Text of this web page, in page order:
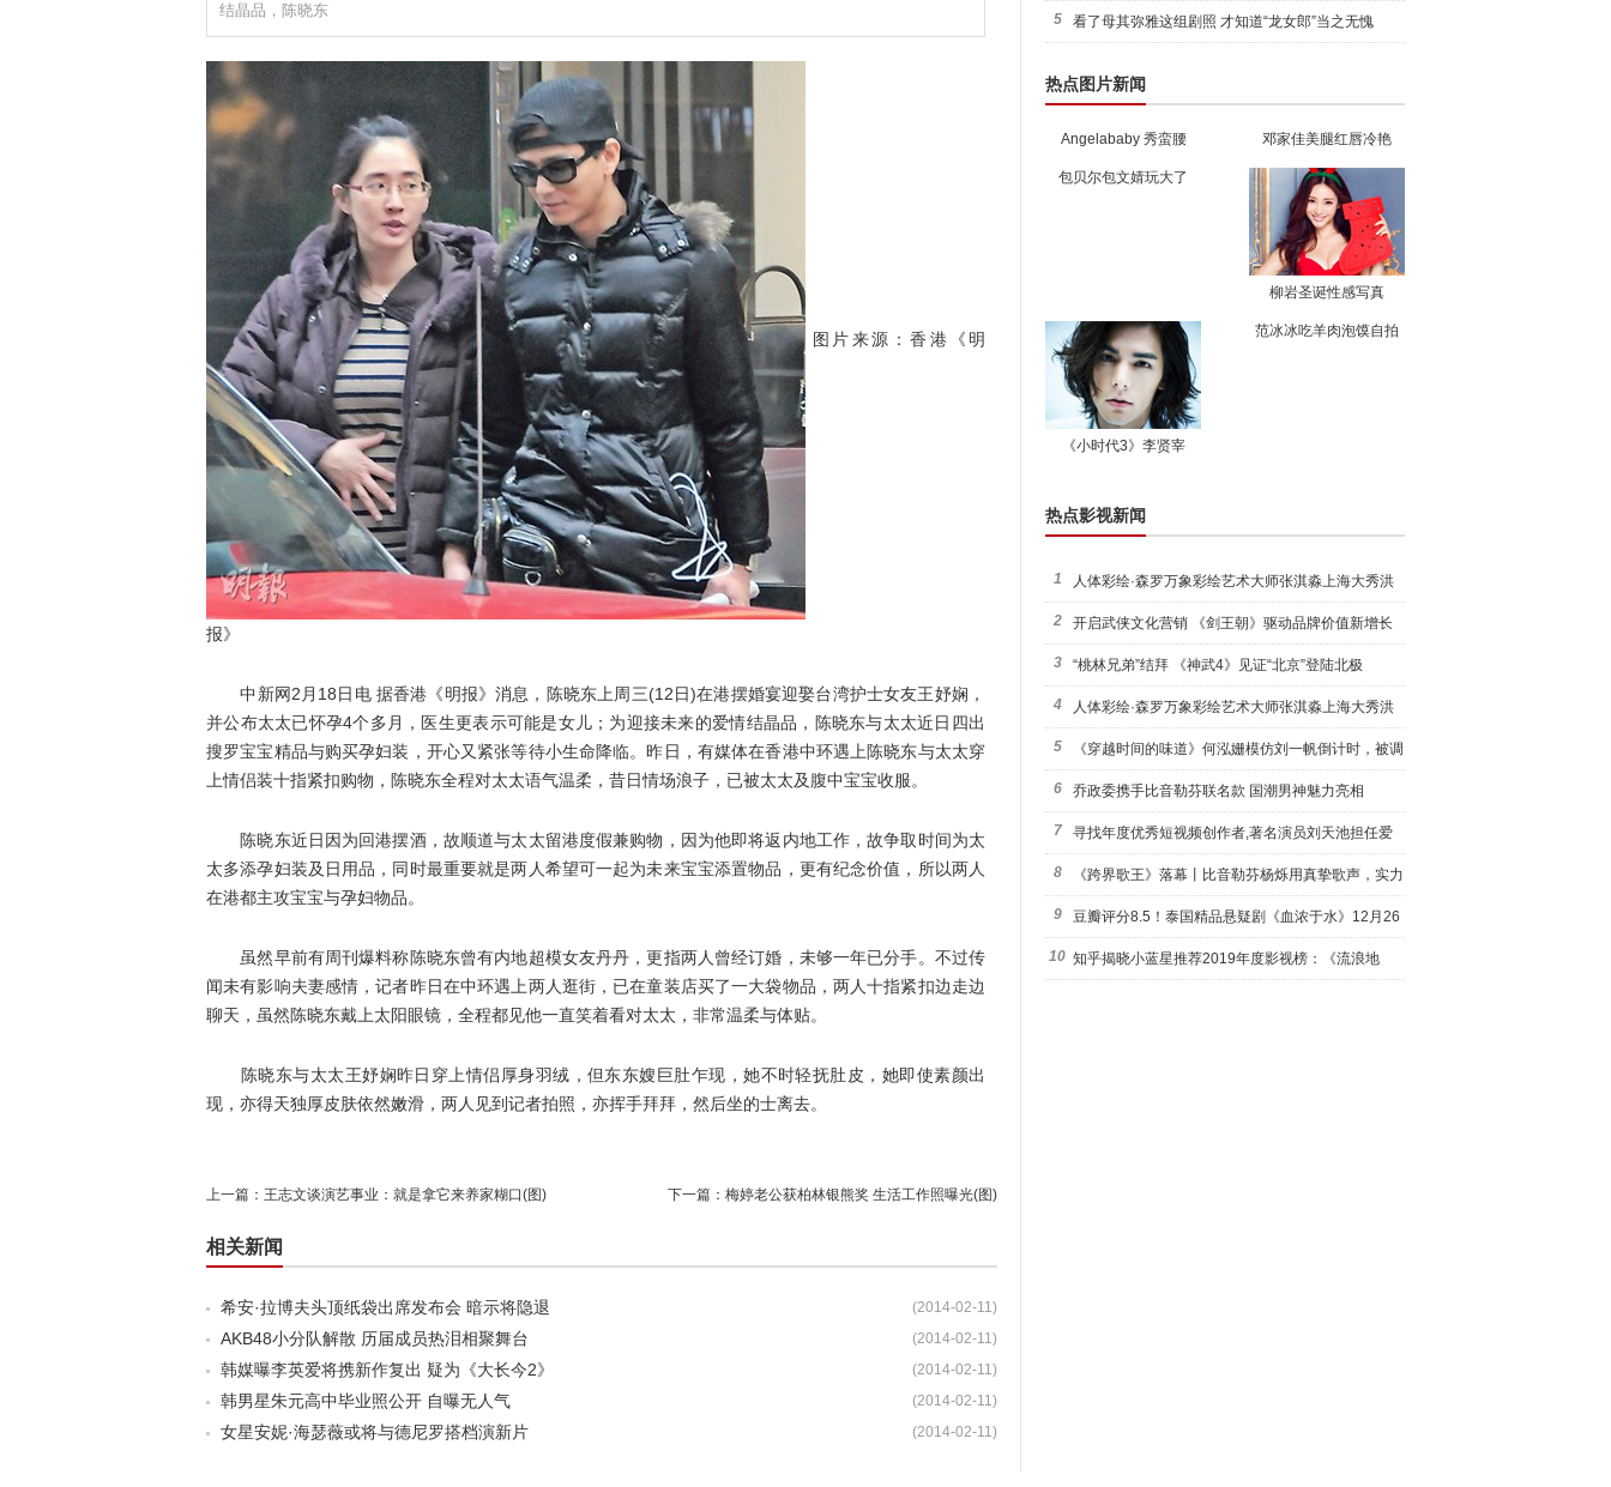
结晶品，陈晓东
图片来源：香港《明
报》
中新网2月18日电 据香港《明报》消息，陈晓东上周三(12日)在港摆婚宴迎娶台湾护士女友王妤娴，
并公布太太已怀孕4个多月，医生更表示可能是女儿；为迎接未来的爱情结晶品，陈晓东与太太近日四出
搜罗宝宝精品与购买孕妇装，开心又紧张等待小生命降临。昨日，有媒体在香港中环遇上陈晓东与太太穿
上情侣装十指紧扣购物，陈晓东全程对太太语气温柔，昔日情场浪子，已被太太及腹中宝宝收服。
陈晓东近日因为回港摆酒，故顺道与太太留港度假兼购物，因为他即将返内地工作，故争取时间为太
太多添孕妇装及日用品，同时最重要就是两人希望可一起为未来宝宝添置物品，更有纪念价值，所以两人
在港都主攻宝宝与孕妇物品。
虽然早前有周刊爆料称陈晓东曾有内地超模女友丹丹，更指两人曾经订婚，未够一年已分手。不过传
闻未有影响夫妻感情，记者昨日在中环遇上两人逛街，已在童装店买了一大袋物品，两人十指紧扣边走边
聊天，虽然陈晓东戴上太阳眼镜，全程都见他一直笑着看对太太，非常温柔与体贴。
陈晓东与太太王妤娴昨日穿上情侣厚身羽绒，但东东嫂巨肚乍现，她不时轻抚肚皮，她即使素颜出
现，亦得天独厚皮肤依然嫩滑，两人见到记者拍照，亦挥手拜拜，然后坐的士离去。
上一篇： 王志文谈演艺事业：就是拿它来养家糊口(图) 下一篇： 梅婷老公获柏林银熊奖 生活工作照曝光(图)
相关新闻
(2014-02-11)
希安·拉博夫头顶纸袋出席发布会 暗示将隐退
(2014-02-11)
AKB48小分队解散 历届成员热泪相聚舞台
(2014-02-11)
韩媒曝李英爱将携新作复出 疑为《大长今2》
(2014-02-11)
韩男星朱元高中毕业照公开 自曝无人气
(2014-02-11)
女星安妮·海瑟薇或将与德尼罗搭档演新片
5 看了母其弥雅这组剧照 才知道“龙女郎”当之无愧
热点图片新闻
Angelababy 秀蛮腰 邓家佳美腿红唇冷艳
包贝尔包文婧玩大了
柳岩圣诞性感写真
《小时代3》李贤宰
范冰冰吃羊肉泡馍自拍
热点影视新闻
1 人体彩绘·森罗万象彩绘艺术大师张淇淼上海大秀洪
荒宇宙
2 开启武侠文化营销 《剑王朝》驱动品牌价值新增长
3 “桃林兄弟”结拜 《神武4》见证“北京”登陆北极
4 人体彩绘·森罗万象彩绘艺术大师张淇淼上海大秀洪
荒宇宙
5 《穿越时间的味道》何泓姗模仿刘一帆倒计时，被调
侃“学人
6 乔政委携手比音勒芬联名款 国潮男神魅力亮相
7 寻找年度优秀短视频创作者,著名演员刘天池担任爱
奇艺号"奇
8 《跨界歌王》落幕丨比音勒芬杨烁用真挚歌声，实力
圈粉!
9 豆瓣评分8.5！泰国精品悬疑剧《血浓于水》12月26
日西瓜视
10 知乎揭晓小蓝星推荐2019年度影视榜：《流浪地